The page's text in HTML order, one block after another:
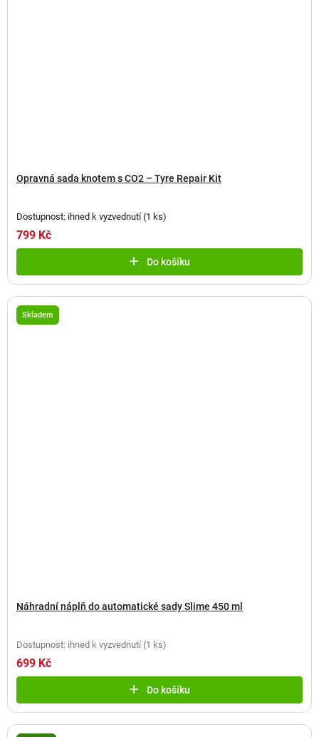
Opravná sada knotem s CO2 – Tyre Repair Kit
Dostupnost: ihned k vyzvednutí(1 ks)
799 Kč
Do košíku
Skladem
Náhradní náplň do automatické sady Slime 450 ml
Dostupnost: ihned k vyzvednutí (1 ks)
699 Kč
Do košíku